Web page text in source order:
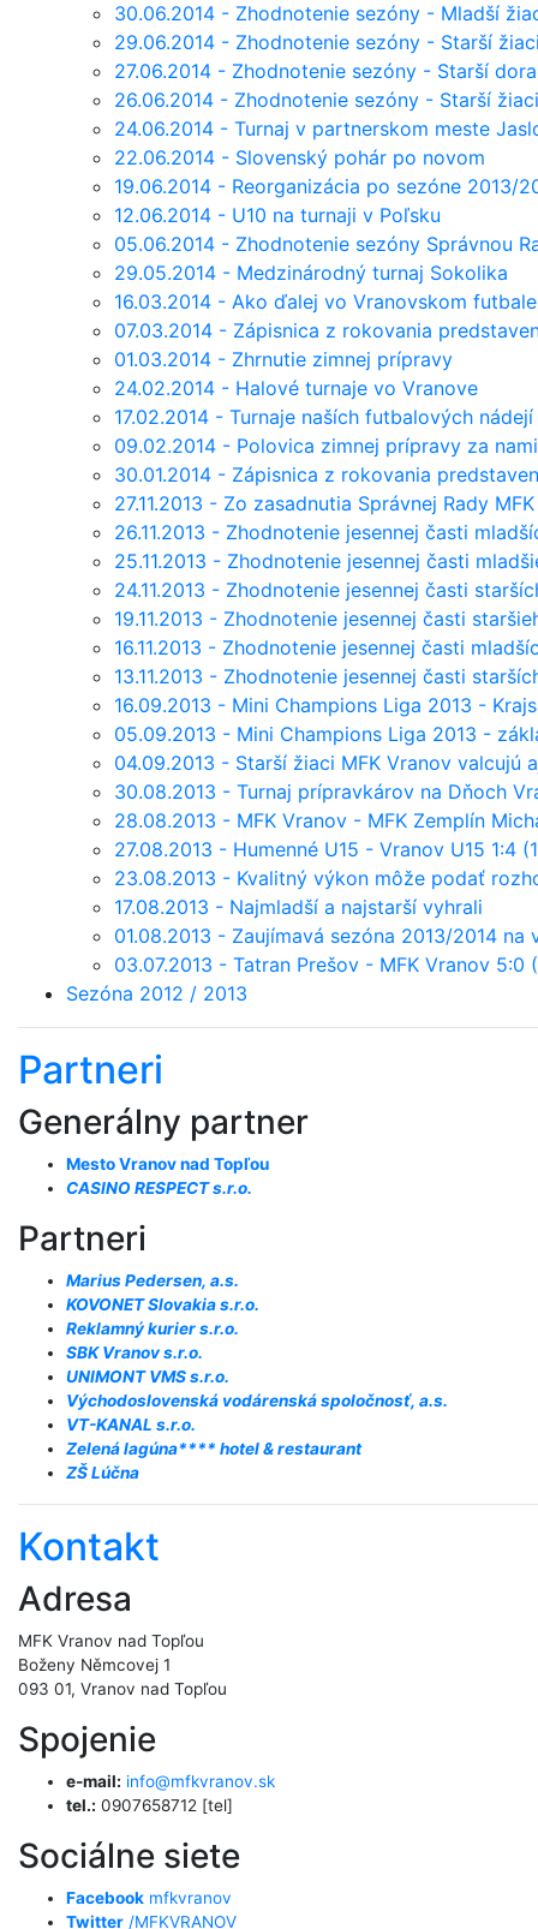
30.06.2014 - Zhodnotenie sezóny - Mladší
29.06.2014 - Zhodnotenie sezóny - Starší
27.06.2014 - Zhodnotenie sezóny - Starší
26.06.2014 - Zhodnotenie sezóny - Starší
24.06.2014 - Turnaj v partnerskom meste
22.06.2014 - Slovenský pohár po novom
19.06.2014 - Reorganizácia po sezóne 2013/
12.06.2014 - U10 na turnaji v Poľsku
05.06.2014 - Zhodnotenie sezóny Správnou
29.05.2014 - Medzinárodný turnaj Sokolika
16.03.2014 - Ako ďalej vo Vranovskom
07.03.2014 - Zápisnica z rokovania
01.03.2014 - Zhrnutie zimnej prípravy
24.02.2014 - Halové turnaje vo Vranove
17.02.2014 - Turnaje naších futbalových nádejí
09.02.2014 - Polovica zimnej prípravy za nami
30.01.2014 - Zápisnica z rokovania
27.11.2013 - Zo zasadnutia Správnej Rady
26.11.2013 - Zhodnotenie jesennej časti
25.11.2013 - Zhodnotenie jesennej časti
24.11.2013 - Zhodnotenie jesennej časti
19.11.2013 - Zhodnotenie jesennej časti
16.11.2013 - Zhodnotenie jesennej časti
13.11.2013 - Zhodnotenie jesennej časti
16.09.2013 - Mini Champions Liga 2013 -
05.09.2013 - Mini Champions Liga 2013 -
04.09.2013 - Starší žiaci MFK Vranov valcujú
30.08.2013 - Turnaj prípravkárov na Dňoch
28.08.2013 - MFK Vranov - MFK Zemplín
27.08.2013 - Humenné U15 - Vranov U15 1:4
23.08.2013 - Kvalitný výkon môže podať
17.08.2013 - Najmladší a najstarší vyhrali
01.08.2013 - Zaujímavá sezóna 2013/2014
03.07.2013 - Tatran Prešov - MFK Vranov 5:0
Sezóna 2012 / 2013
Partneri
Generálny partner
Mesto Vranov nad Topľou
CASINO RESPECT s.r.o.
Partneri
Marius Pedersen, a.s.
KOVONET Slovakia s.r.o.
Reklamný kurier s.r.o.
SBK Vranov s.r.o.
UNIMONT VMS s.r.o.
Východoslovenská vodárenská spoločnosť, a.s.
VT-KANAL s.r.o.
Zelená lagúna**** hotel & restaurant
ZŠ Lúčna
Kontakt
Adresa
MFK Vranov nad Topľou
Boženy Němcovej 1
093 01, Vranov nad Topľou
Spojenie
e-mail: info@mfkvranov.sk
tel.: 0907658712 [tel]
Sociálne siete
Facebook mfkvranov
Twitter /MFKVRANOV